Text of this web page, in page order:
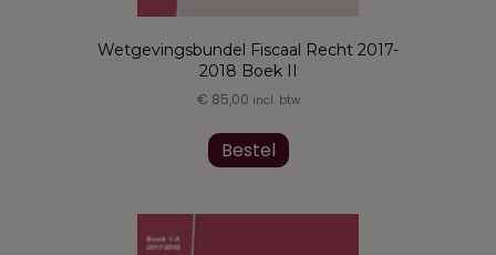
Wetgevingsbundel Fiscaal Recht 2017-
2018 Boek II
€ 85,00 incl. btw
Bestel product
variaties.